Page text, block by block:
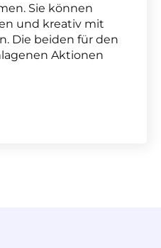
Sie können
und kreativ mit
Die beiden für den
Aktionen